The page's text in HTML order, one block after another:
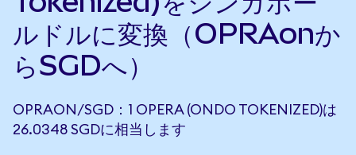
ルドルに変換（OPRAonか
らSGDへ）
OPRAON/SGD：1 OPERA (ONDO TOKENIZED)は
26.0348 SGDに相当します